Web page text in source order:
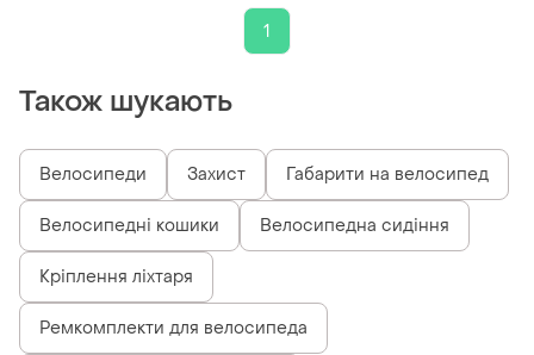
1
Також шукають
Велосипеди Захист Габарити на велосипед
Велосипедні кошики Велосипедна сидіння
Кріплення ліхтаря
Ремкомплекти для велосипеда